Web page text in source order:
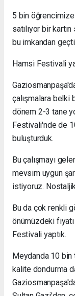
5 bin
satılıyor bir
bu imkandan
Hamsi Festivali
çalışmalara belki
dönem 2-3 tane
Festivali'nde de
buluşturduk.
Bu çalışmayı
mevsim uygun
istiyoruz.
Bu da çok renkli
önümüzdeki
Festivali yaptık.
Meydanda 10
kalite dondurma